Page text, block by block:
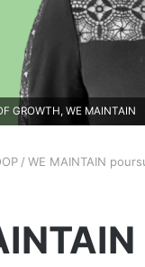
GROWTH, WE MAINTAIN
/ WE MAINTAIN